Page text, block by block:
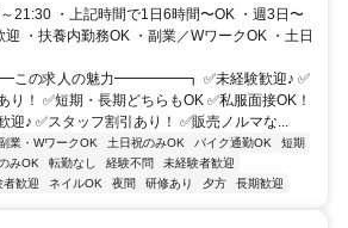
21:30 ・上記時間で1日6時間〜OK ・週3日〜
・扶養内勤務OK ・副業／WワークOK ・土日
の求人の魅力━━━━━┓ ✅未経験歓迎♪ ✅
り！ ✅短期・長期どちらもOK ✅私服面接OK！
♪ ✅スタッフ割引あり！ ✅販売ノルマな...
業・WワークOK 土日祝のみOK バイク通勤OK
短期
みOK 転勤なし 経験不問
未経験者歓迎
者歓迎 ネイルOK 夜間 研修あり 夕方 長期歓迎